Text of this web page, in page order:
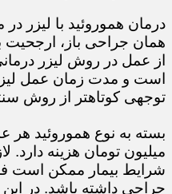
درمان هموروئید با لیزر
همان جراحی باز، ارجحیت
از عمل در روش لیزر
است و مدت زمان عمل
توجهی کوتاهتر از روش
میلیون تومان هزینه دارد.
شرایط بیمار ممکن است
جراحی داشته باشد. در